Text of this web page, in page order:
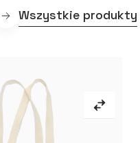
Wszystkie produkty